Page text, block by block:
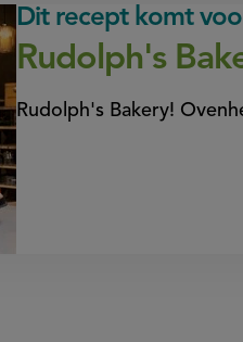
Dit recept komt
Rudolph's
Rudolph's Bakery!